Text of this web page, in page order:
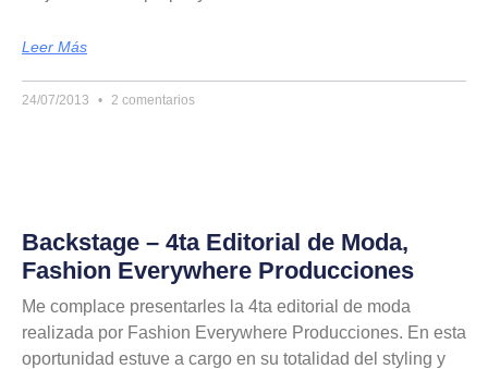
Leer Más
24/07/2013 2 comentarios
Backstage – 4ta Editorial de Moda,
Fashion Everywhere Producciones
Me complace presentarles la 4ta editorial de moda
realizada por Fashion Everywhere Producciones. En esta
oportunidad estuve a cargo en su totalidad del styling y